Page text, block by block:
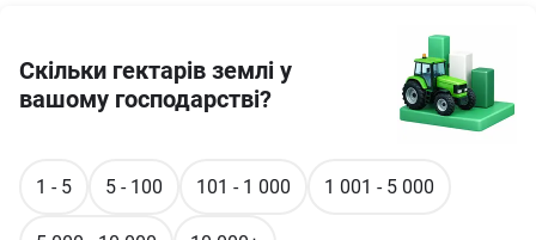
Скільки гектарів землі у
вашому господарстві?
1 - 5 5 - 100 101 - 1 000 1 001 - 5 000